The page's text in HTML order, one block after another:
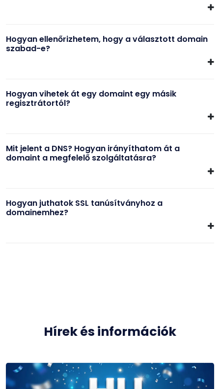
Hogyan ellenőrizhetem, hogy a választott domain
szabad-e?
Hogyan vihetek át egy domaint egy másik
regisztrátortól?
Mit jelent a DNS? Hogyan irányíthatom át a
domaint a megfelelő szolgáltatásra?
Hogyan juthatok SSL tanúsítványhoz a
domainemhez?
Hírek és információk